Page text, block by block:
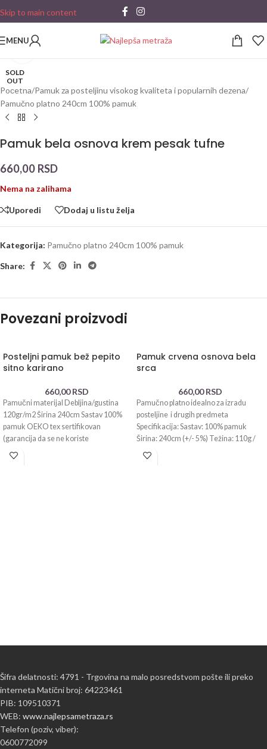
Skip to main content
MENU
SOLD
OUT
Click to enlarge
Početna/Pamuk za posteljinu visokog kvaliteta i popularnih dezena/
Pamučno platno 240cm 100% pamuk
Pamuk bela osnova krem pesak tufne
660,00 RSD
Nema na zalihama
Uporedi Dodaj u listu želja
Kategorija: Pamučno platno 240cm 100% pamuk
Share:
Povezani proizvodi
Posteljni pamuk bež pepito
sitno karirano
660,00RSD
Pamučni materijal Debljina/gustina
120gr/m2 Širina 240cm Sastav 100%
pamuk OEKO tex sertifikovan
(garancija da se ne koriste
kancerogene materije tokom
Pamuk crvena osnova bela
srca
660,00RSD
Pamučno platno idealno za izradu
posteljine i drugih predmeta
Specifikacija: Sastav: 100% pamuk
Širina: 240cm (+/- 5%) Težina: 110g /
Šifra delatnosti: 4791 - Trgovina na malo posredstvom pošte ili preko
interneta Matični broj: 64223461
PIB: 109510371
WEB: www.najlepsametraza.rs
Telefon (poziv, viber):
0600772099